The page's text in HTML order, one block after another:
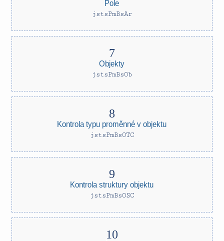
Pole
jstsPmBsAr
Objekty
jstsPmBsOb
Kontrola typu proměnné v objektu
jstsPmBsOTC
Kontrola struktury objektu
jstsPmBsOSC